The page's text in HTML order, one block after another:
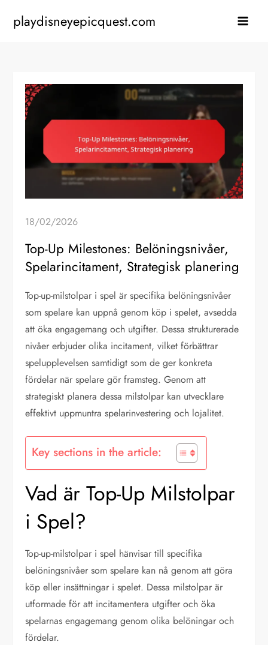
playdisneyepicquest.com
18/02/2026
Top-Up Milestones: Belöningsnivåer,
Spelarincitament, Strategisk planering
Top-up-milstolpar i spel är specifika belöningsnivåer
som spelare kan uppnå genom köp i spelet, avsedda
att öka engagemang och utgifter. Dessa strukturerade
nivåer erbjuder olika incitament, vilket förbättrar
spelupplevelsen samtidigt som de ger konkreta
fördelar när spelare gör framsteg. Genom att
strategiskt planera dessa milstolpar kan utvecklare
effektivt uppmuntra spelarinvestering och lojalitet.
Key sections in the article:
Vad är Top-Up Milstolpar
i Spel?
Top-up-milstolpar i spel hänvisar till specifika
belöningsnivåer som spelare kan nå genom att göra
köp eller insättningar i spelet. Dessa milstolpar är
utformade för att incitamentera utgifter och öka
spelarnas engagemang genom olika belöningar och
fördelar.